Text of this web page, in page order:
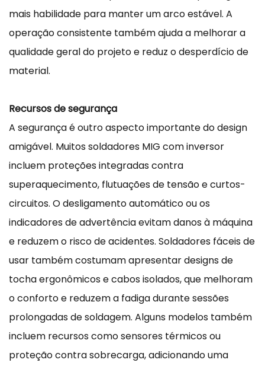
mais habilidade para manter um arco estável. A
operação consistente também ajuda a melhorar a
qualidade geral do projeto e reduz o desperdício de
material.
Recursos de segurança
A segurança é outro aspecto importante do design
amigável. Muitos soldadores MIG com inversor
incluem proteções integradas contra
superaquecimento, flutuações de tensão e curtos-
circuitos. O desligamento automático ou os
indicadores de advertência evitam danos à máquina
e reduzem o risco de acidentes. Soldadores fáceis de
usar também costumam apresentar designs de
tocha ergonômicos e cabos isolados, que melhoram
o conforto e reduzem a fadiga durante sessões
prolongadas de soldagem. Alguns modelos também
incluem recursos como sensores térmicos ou
proteção contra sobrecarga, adicionando uma